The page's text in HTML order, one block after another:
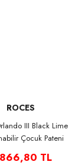
ROCES
III Black Lime
Çocuk Pateni
TL